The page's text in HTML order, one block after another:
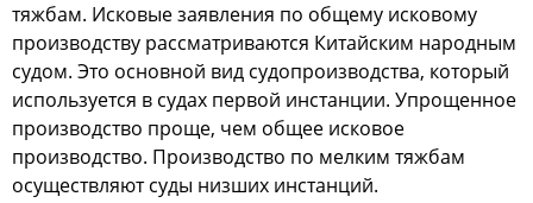
тяжбам. Исковые заявления по общему исковому
производству рассматриваются Китайским народным
судом. Это основной вид судопроизводства, который
используется в судах первой инстанции. Упрощенное
производство проще, чем общее исковое
производство. Производство по мелким тяжбам
осуществляют суды низших инстанций.